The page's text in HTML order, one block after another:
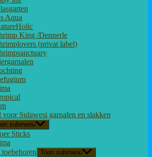
Aqua
King /Dennerle
(privat label)
voor Sulawesi garnalen en slakken
submenu
Sticks
Toon submenu